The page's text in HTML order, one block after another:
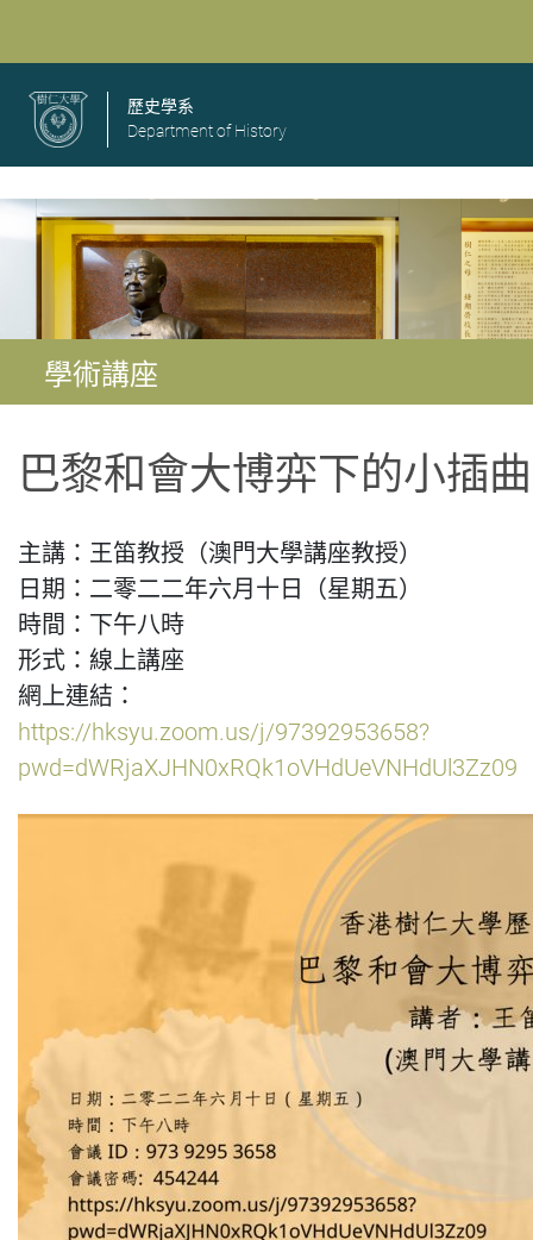
歷史學系
Department of History
學術講座
巴黎和會大博弈下的小插曲
主講：王笛教授（澳門大學講座教授）
日期：二零二二年六月十日（星期五）
時間：下午八時
形式：線上講座
網上連結：
https://hksyu.zoom.us/j/97392953658?
pwd=dWRjaXJHN0xRQk1oVHdUeVNHdUl3Zz09